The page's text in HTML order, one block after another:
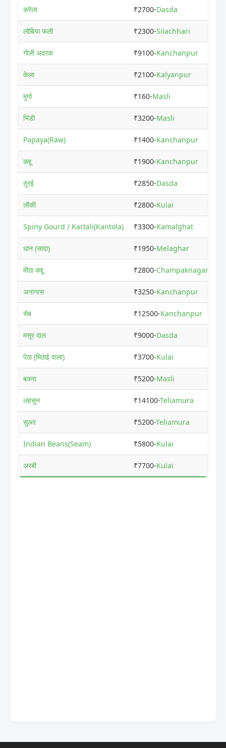
करेला ₹2700-Dasda
लोबिया फली ₹2300-Silachhari
गीली अदरक ₹9100-Kanchanpur
केला ₹2100-Kalyanpur
मुर्गा ₹160-Masli
भिंडी ₹3200-Masli
Papaya(Raw) ₹1400-Kanchanpur
कद्दू ₹1900-Kanchanpur
तुरई ₹2850-Dasda
लौकी ₹2800-Kulai
Spiny Gourd / Kartali(Kantola) ₹3300-Kamalghat
धान (सादा) ₹1950-Melaghar
मीठा कद्दू ₹2800-Champaknagar
अनानास ₹3250-Kanchanpur
सेब ₹12500-Kanchanpur
मसूर दाल ₹9000-Dasda
पेठा (मिठाई वाला) ₹3700-Kulai
बकरा ₹5200-Masli
लहसुन ₹14100-Teliamura
सुअर ₹5200-Teliamura
Indian Beans(Seam) ₹5800-Kulai
अरबी ₹7700-Kulai